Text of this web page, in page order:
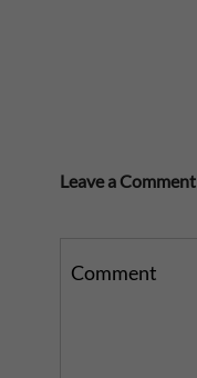
Leave a Comment
Comment